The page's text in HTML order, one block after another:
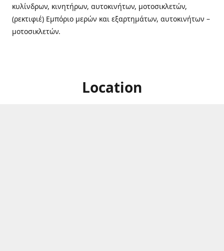
κυλίνδρων, κινητήρων, αυτοκινήτων, μοτοσικλετών,
(ρεκτιφιέ) Εμπόριο μερών και εξαρτημάτων, αυτοκινήτων –
μοτοσικλετών.
Location